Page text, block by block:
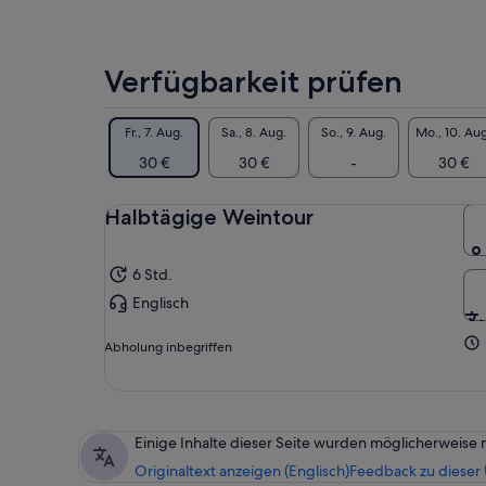
Verfügbarkeit prüfen
Fr., 7. Aug.
30 €
Sa., 8. Aug.
30 €
So., 9. Aug.
-
Mo., 10.
30 €
Halbtägige Weintour
6 Std.
Englisch
Abholung inbegriffen
Einige Inhalte dieser Seite wurden möglicherweise
Originaltext anzeigen (Englisch)Feedback zu